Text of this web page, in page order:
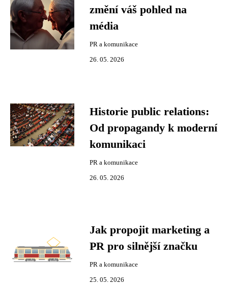
změní váš pohled na
média
PR a komunikace
26. 05. 2026
Historie public relations:
Od propagandy k moderní
komunikaci
PR a komunikace
26. 05. 2026
Jak propojit marketing a
PR pro silnější značku
PR a komunikace
25. 05. 2026